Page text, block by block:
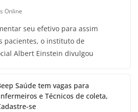
Online
seu efetivo para assim
pacientes, o instituto de
Albert Einstein divulgou
Saúde tem vagas para
e Técnicos de coleta,
se